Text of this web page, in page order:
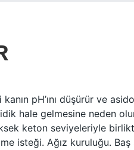
pH’ını düşürür ve
hale gelmesine neden
keton seviyeleriyle
isteği. Ağız kuruluğu. Baş